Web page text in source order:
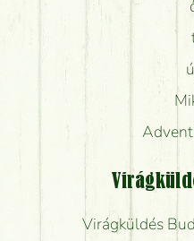
Virágküldés